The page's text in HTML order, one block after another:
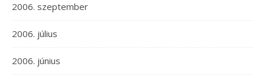
2006. szeptember
2006. július
2006. június